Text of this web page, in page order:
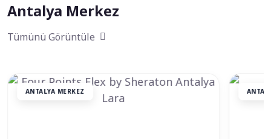
Antalya Merkez
Tümünü Görüntüle
ANTALYA MERKEZ